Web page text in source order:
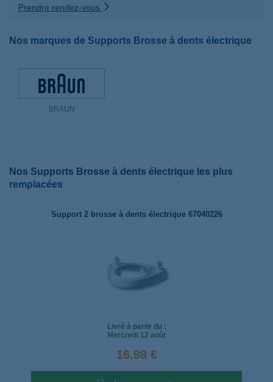
Prendre rendez-vous
Nos marques de Supports Brosse à dents électrique
BRAUN
Nos Supports Brosse à dents électrique les plus
remplacées
Support 2 brosse à dents électrique 67040226
Livré à partir du :
Mercredi 12 août
16,98 €